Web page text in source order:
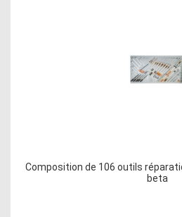
Composition de 106 outils
beta